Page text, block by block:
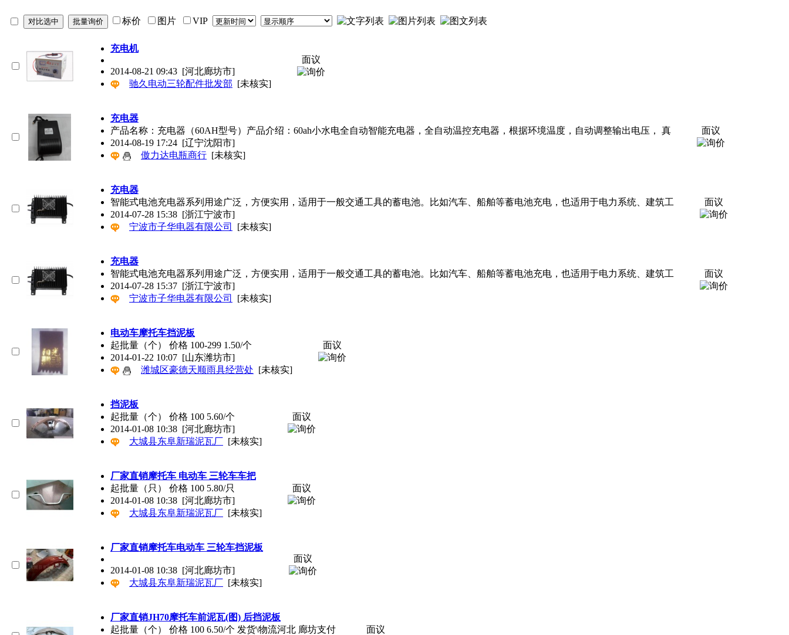
标价 图片 VIP
充电机
2014-08-21 09:43 [河北廊坊市]
驰久电动三轮配件批发部 [未核实]
面议
充电器
产品名称：充电器（60AH型号）产品介绍：60ah小水电全自动智能充电器，全自动温控充电器，根据环境温度，自动调整输出电压， 真
2014-08-19 17:24 [辽宁沈阳市]
傲力达电瓶商行 [未核实]
面议
充电器
智能式电池充电器系列用途广泛，方便实用，适用于一般交通工具的蓄电池。比如汽车、船舶等蓄电池充电，也适用于电力系统、建筑工
2014-07-28 15:38 [浙江宁波市]
宁波市子华电器有限公司
[未核实]
面议
充电器
智能式电池充电器系列用途广泛，方便实用，适用于一般交通工具的蓄电池。比如汽车、船舶等蓄电池充电，也适用于电力系统、建筑工
2014-07-28 15:37 [浙江宁波市]
宁波市子华电器有限公司
[未核实]
面议
电动车摩托车挡泥板
起批量（个） 价格 100-299 1.50/个
2014-01-22 10:07 [山东潍坊市]
潍城区豪德天顺雨具经营处 [未核实]
面议
挡泥板
起批量（个） 价格 100 5.60/个
2014-01-08 10:38 [河北廊坊市]
大城县东阜新瑞泥瓦厂 [未核实]
面议
厂家直销摩托车 电动车 三轮车车把
起批量（只） 价格 100 5.80/只
2014-01-08 10:38 [河北廊坊市]
大城县东阜新瑞泥瓦厂 [未核实]
面议
厂家直销摩托车电动车 三轮车挡泥板
2014-01-08 10:38 [河北廊坊市]
大城县东阜新瑞泥瓦厂 [未核实]
面议
厂家直销JH70摩托车前泥瓦(图) 后挡泥板
起批量（个） 价格 100 6.50/个 发货\物流河北 廊坊支付
面议